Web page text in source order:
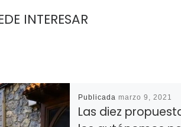
INTERESAR
Publicada marzo 9, 2021
Las diez